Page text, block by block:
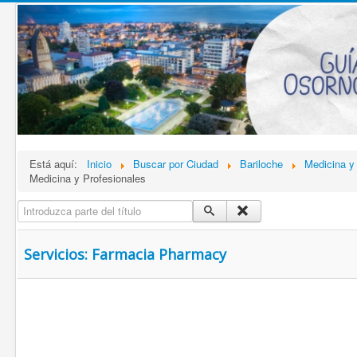
Está aquí: Inicio Buscar por Ciudad Bariloche
Medicina
Medicina y Profesionales
Introduzca parte del título
Servicios: Farmacia Pharmacy